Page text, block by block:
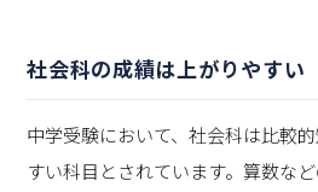
社会科の成績は上がりやすい
中学受験において、社会科は比較
すい科目とされています。算数な